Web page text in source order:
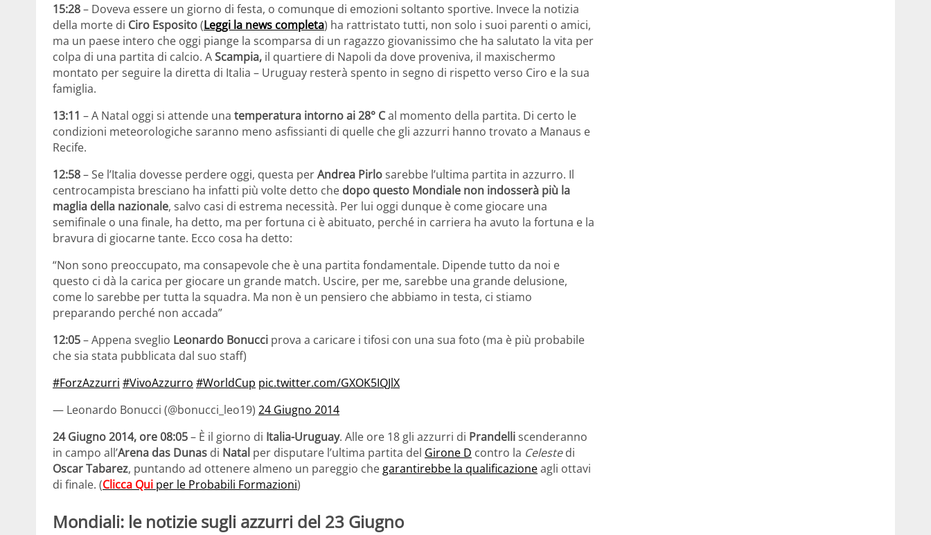
15:28– Doveva essere un giorno di festa, o comunque di emozioni soltanto sportive. Invece la notizia
della morte di Ciro Esposito(Leggi la news completa) ha rattristato tutti, non solo i suoi parenti o amici,
ma un paese intero che oggi piange la scomparsa di un ragazzo giovanissimo che ha salutato la vita per
colpa di una partita di calcio. AScampia, il quartiere di Napoli da dove proveniva, il maxischermo
montato per seguire la diretta di Italia – Uruguay resterà spento in segno di rispetto verso Ciro e la sua
famiglia.
13:11 – A Natal oggi si attende una temperatura intorno ai 28° Cal momento della partita. Di certo le
condizioni meteorologiche saranno meno asfissianti di quelle che gli azzurri hanno trovato a Manaus e
Recife.
12:58– Se l’Italia dovesse perdere oggi, questa perAndrea Pirlosarebbe l’ultima partita in azzurro. Il
centrocampista bresciano ha infatti più volte detto che dopo questo Mondiale non indosserà più la
maglia della nazionale, salvo casi di estrema necessità. Per lui oggi dunque è come giocare una
semifinale o una finale, ha detto, ma per fortuna ci è abituato, perché in carriera ha avuto la fortuna e la
bravura di giocarne tante. Ecco cosa ha detto:
“Non sono preoccupato, ma consapevole che è una partita fondamentale. Dipende tutto da noi e
questo ci dà la carica per giocare un grande match. Uscire, per me, sarebbe una grande delusione,
come lo sarebbe per tutta la squadra. Ma non è un pensiero che abbiamo in testa, ci stiamo
preparando perché non accada”
12:05– Appena sveglio Leonardo Bonucci prova a caricare i tifosi con una sua foto (ma è più probabile
che sia stata pubblicata dal suo staff)
#ForzAzzurri #VivoAzzurro #WorldCup pic.twitter.com/GXOK5IQJlX
— Leonardo Bonucci (@bonucci_leo19) 24 Giugno 2014
24 Giugno 2014, ore 08:05– È il giorno di Italia-Uruguay. Alle ore 18 gli azzurri di Prandelliscenderanno
in campo all’Arena das Dunas di Natal per disputare l’ultima partita del Girone D contro la Celestedi
Oscar Tabarez, puntando ad ottenere almeno un pareggio che garantirebbe la qualificazioneagli ottavi
di finale. (Clicca Qui per le Probabili Formazioni)
Mondiali: le notizie sugli azzurri del 23 Giugno